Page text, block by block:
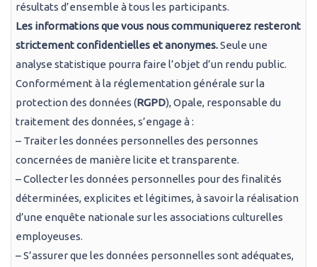
résultats d’ensemble à tous les participants.
Les informations que vous nous communiquerez resteront
strictement confidentielles et anonymes.Seule une
analyse statistique pourra faire l’objet d’un rendu public.
Conformément à la réglementation générale sur la
protection des données (RGPD), Opale, responsable du
traitement des données, s’engage à :
– Traiter les données personnelles des personnes
concernées de manière licite et transparente.
– Collecter les données personnelles pour des finalités
déterminées, explicites et légitimes, à savoir la réalisation
d’une enquête nationale sur les associations culturelles
employeuses.
– S’assurer que les données personnelles sont adéquates,